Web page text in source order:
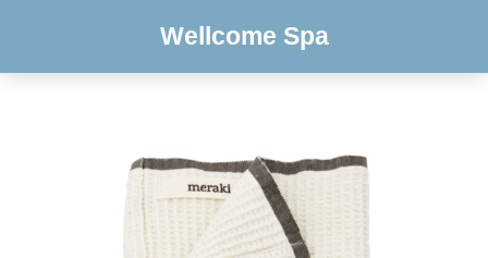
Wellcome Spa